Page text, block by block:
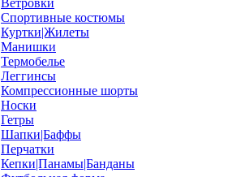
Ветровки
Спортивные костюмы
Куртки|Жилеты
Манишки
Термобелье
Леггинсы
Компрессионные шорты
Носки
Гетры
Шапки|Баффы
Перчатки
Кепки|Панамы|Банданы